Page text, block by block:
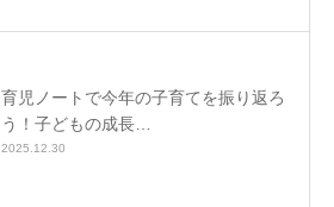
育児ノートで今年の子育てを振り返ろ
う！子どもの成長…
2025.12.30